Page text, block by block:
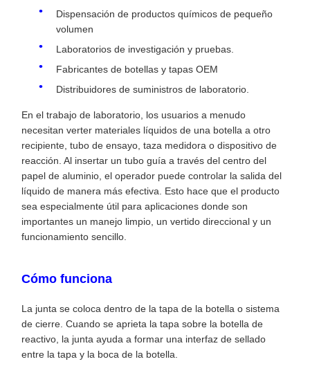
Dispensación de productos químicos de pequeño
volumen
Laboratorios de investigación y pruebas.
Fabricantes de botellas y tapas OEM
Distribuidores de suministros de laboratorio.
En el trabajo de laboratorio, los usuarios a menudo
necesitan verter materiales líquidos de una botella a otro
recipiente, tubo de ensayo, taza medidora o dispositivo de
reacción. Al insertar un tubo guía a través del centro del
papel de aluminio, el operador puede controlar la salida del
líquido de manera más efectiva. Esto hace que el producto
sea especialmente útil para aplicaciones donde son
importantes un manejo limpio, un vertido direccional y un
funcionamiento sencillo.
Cómo funciona
La junta se coloca dentro de la tapa de la botella o sistema
de cierre. Cuando se aprieta la tapa sobre la botella de
reactivo, la junta ayuda a formar una interfaz de sellado
entre la tapa y la boca de la botella.